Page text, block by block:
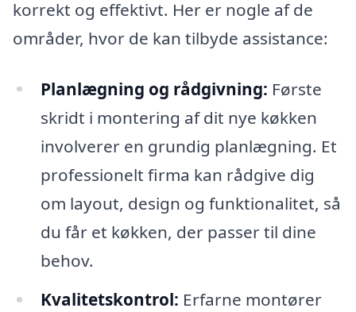
korrekt og effektivt. Her er nogle af de
områder, hvor de kan tilbyde assistance:
Planlægning og rådgivning: Første
skridt i montering af dit nye køkken
involverer en grundig planlægning. Et
professionelt firma kan rådgive dig
om layout, design og funktionalitet, så
du får et køkken, der passer til dine
behov.
Kvalitetskontrol: Erfarne montører